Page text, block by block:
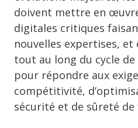
doivent mettre en
digitales critiques
nouvelles expertises, et
tout au long du cycle de
pour répondre aux
compétitivité,
sécurité et de sûreté